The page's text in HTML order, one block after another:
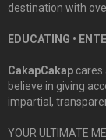
destination with
EDUCATING •
CakapCakap cares
believe in giving
impartial,
YOUR ULTIMATE